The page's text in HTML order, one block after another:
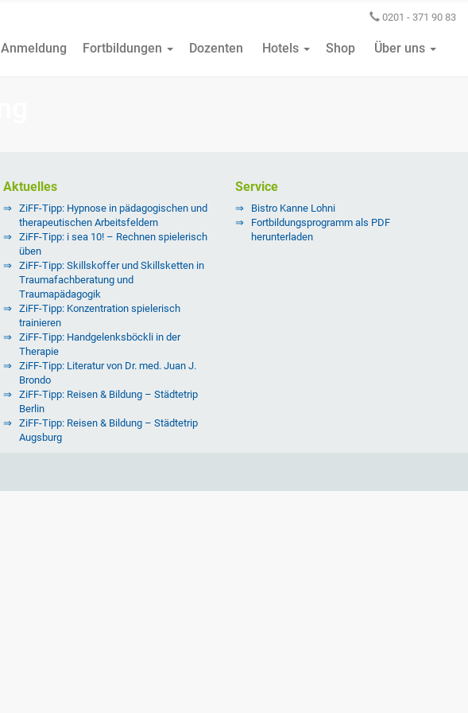
0201 - 371 90 83
Anmeldung Fortbildungen Dozenten Hotels Shop Über uns
Aktuelles
ZiFF-Tipp: Hypnose in pädagogischen und
therapeutischen Arbeitsfeldern
ZiFF-Tipp: i sea 10! – Rechnen spielerisch
üben
ZiFF-Tipp: Skillskoffer und Skillsketten in
Traumafachberatung und
Traumapädagogik
ZiFF-Tipp: Konzentration spielerisch
trainieren
ZiFF-Tipp: Handgelenksböckli in der
Therapie
ZiFF-Tipp: Literatur von Dr. med. Juan J.
Brondo
ZiFF-Tipp: Reisen & Bildung – Städtetrip
Berlin
ZiFF-Tipp: Reisen & Bildung – Städtetrip
Augsburg
Service
Bistro Kanne Lohni
Fortbildungsprogramm als PDF
herunterladen